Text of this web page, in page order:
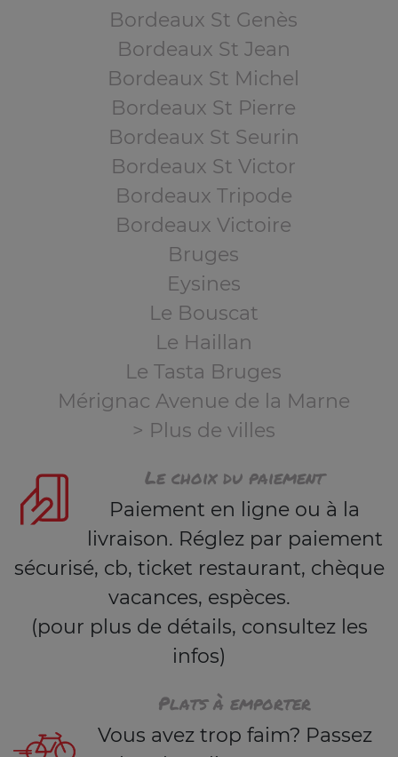
Bordeaux St Genès
Bordeaux St Jean
Bordeaux St Michel
Bordeaux St Pierre
Bordeaux St Seurin
Bordeaux St Victor
Bordeaux Tripode
Bordeaux Victoire
Bruges
Eysines
Le Bouscat
Le Haillan
Le Tasta Bruges
Mérignac Avenue de la Marne
> Plus de villes
Le choix du paiement
Paiement en ligne ou à la
livraison. Réglez par paiement
sécurisé, cb, ticket restaurant, chèque
vacances, espèces.
(pour plus de détails, consultez les
infos)
Plats à emporter
Vous avez trop faim? Passez